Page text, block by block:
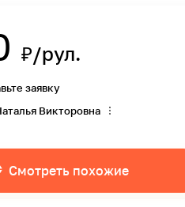
₽/рул.
заявку
Викторовна
Смотреть похожие